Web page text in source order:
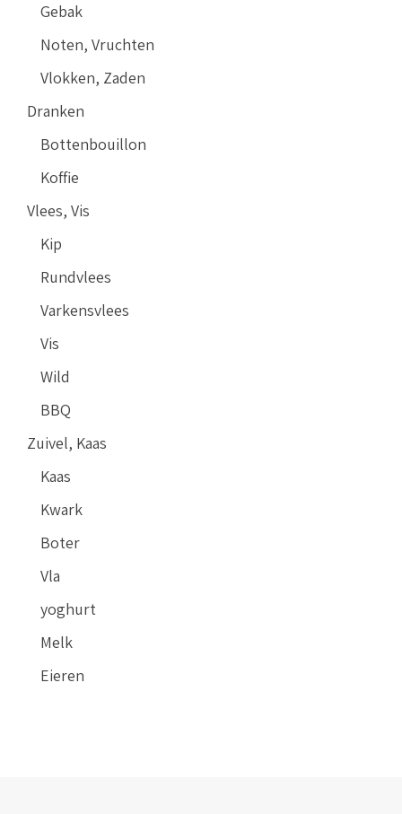
Gebak
Noten, Vruchten
Vlokken, Zaden
Dranken
Bottenbouillon
Koffie
Vlees, Vis
Kip
Rundvlees
Varkensvlees
Vis
Wild
BBQ
Zuivel, Kaas
Kaas
Kwark
Boter
Vla
yoghurt
Melk
Eieren